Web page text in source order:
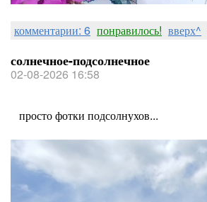
комментарии: 6 понравилось! вверх^
солнечное-подсолнечное
02-08-2026 16:58
просто фотки подсолнухов...